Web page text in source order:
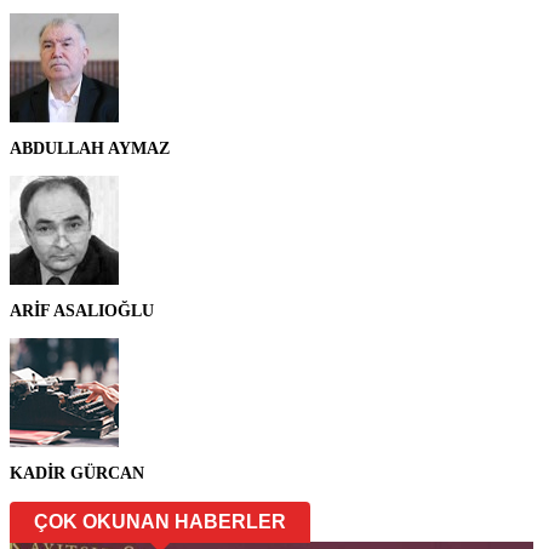
ABDULLAH AYMAZ
ARİF ASALIOĞLU
KADİR GÜRCAN
ÇOK OKUNAN HABERLER